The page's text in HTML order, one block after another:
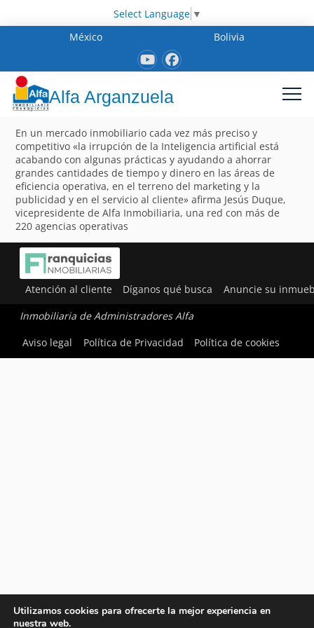
Select Language ▼
México
Bolivia
Alfa Arganzuela
En un mercado inmobiliario cada vez más preciso y
competitivo «la irrupción de la Inteligencia artificial está
acabando con algunas prácticas y ayudando a ahorrar
grandes cantidades de tiempo y dinero en las áreas de
eficiencia operativa, en el terreno del marketing y la
publicidad y en el servicio al cliente» afirma Jesús Duque,
vicepresidente de Alfa Inmobiliaria, una red con más de
220 agencias operativas
Atención al cliente Díganos qué busca Anuncie su
Inmobiliaria de Administradores Alfa
Aviso legal
Política de Privacidad Política de cookies
Utilizamos cookies para ofrecerte la mejor experiencia en
nuestra web.